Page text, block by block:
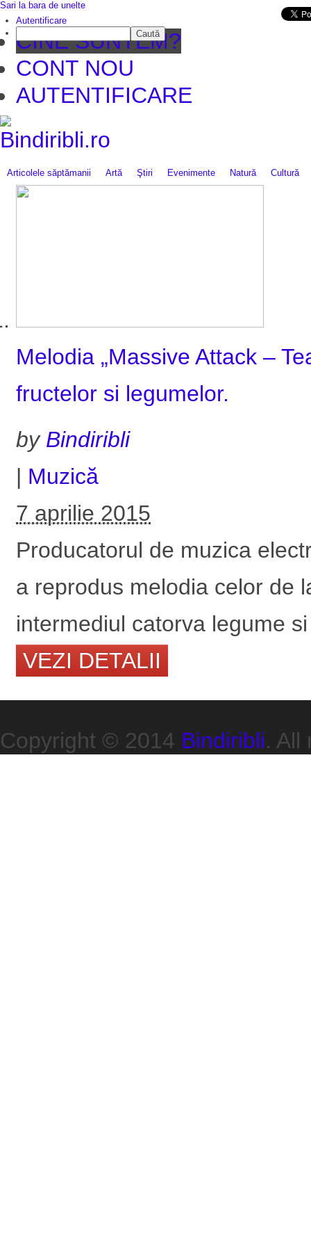
CINE SUNTEM?
CONT NOU
AUTENTIFICARE
Articolele săptămanii Artă Ştiri Evenimente Natură Cultură
Melodia „Massive Attack –
fructelor si legumelor.
by Bindiribli
| Muzică
7 aprilie 2015
Producatorul de muzica
a reprodus melodia celor de
intermediul catorva legume
VEZI DETALII
Copyright © 2014 Bindiribli. All
Sari la bara de unelte
Autentificare
Caută